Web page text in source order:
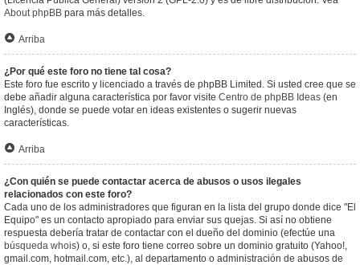
About phpBB para más detalles.
Arriba
¿Por qué este foro no tiene tal cosa?
Este foro fue escrito y licenciado a través de phpBB Limited. Si usted cree que se
debe añadir alguna característica por favor visite Centro de phpBB Ideas (en
Inglés), donde se puede votar en ideas existentes o sugerir nuevas
características.
Arriba
¿Con quién se puede contactar acerca de abusos o usos ilegales
relacionados con este foro?
Cada uno de los administradores que figuran en la lista del grupo donde dice "El
Equipo" es un contacto apropiado para enviar sus quejas. Si así no obtiene
respuesta debería tratar de contactar con el dueño del dominio (efectúe una
búsqueda whois) o, si este foro tiene correo sobre un dominio gratuito (Yahoo!,
gmail.com, hotmail.com, etc.), al departamento o administración de abusos de